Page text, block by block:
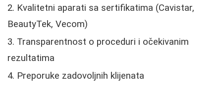
Kvalitetni aparati sa sertifikatima (Cavistar,
BeautyTek, Vecom)
Transparentnost o proceduri i očekivanim
rezultatima
Preporuke zadovoljnih klijenata